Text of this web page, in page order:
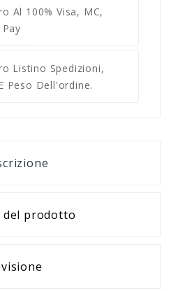
Al 100%Visa, MC,
Listino Spedizioni,
Peso Dell'ordine.
del prodotto